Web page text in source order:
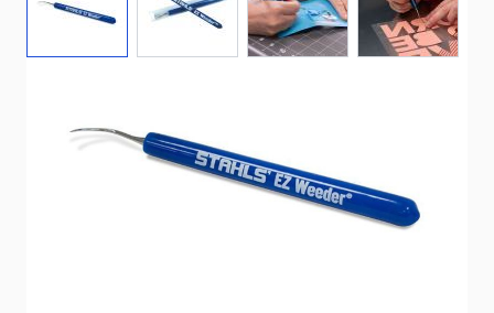
Ergonomisches Entgitterungswerkzeug
Der STAHLS' EZ Weeder® liegt bequem in der Hand.
Dank seines gebogenen Hakens entfernt es mühelos
Folienreste aus feinen Mustern und Motiven.